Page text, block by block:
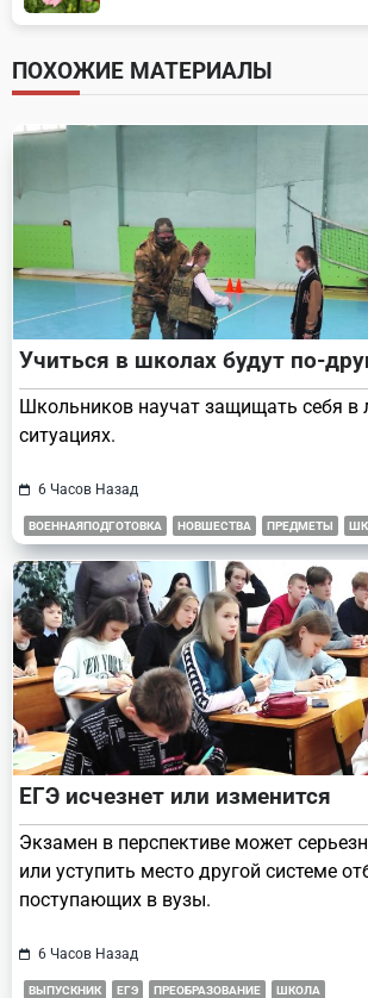
subtitle
screen-
reader-
text">Page</span>
ПОХОЖИЕ МАТЕРИАЛЫ
Учиться в школах будут по-
Школьников научат защищать себя в
ситуациях.
6 Часов Назад
ВОЕННАЯПОДГОТОВКА НОВШЕСТВА ПРЕДМЕТЫ
ЕГЭ исчезнет или изменится
Экзамен в перспективе может
или уступить место другой системе
поступающих в вузы.
6 Часов Назад
ВЫПУСКНИК ЕГЭ ПРЕОБРАЗОВАНИЕ ШКОЛА